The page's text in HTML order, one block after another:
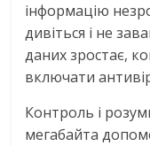
інформацію
дивіться і не
даних зростає,
включати
Контроль і
мегабайта